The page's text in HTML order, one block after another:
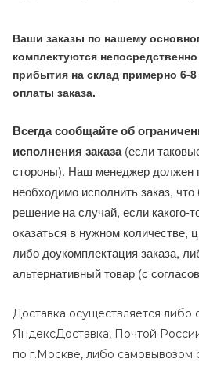
Ваши заказы по нашему
комплектуются
прибытия на склад примерно 6-
оплаты заказа.
Всегда сообщайте об
исполнения заказа(если
стороны). Наш менеджер должен
необходимо исполнить заказ,
решение на случай, если какого-
оказаться в нужном количестве,
либо доукомплектация заказа,
альтернативный товар (с
Доставка осуществляется либо
ЯндексДоставка, Почтой
по г.Москве, либо самовывозом